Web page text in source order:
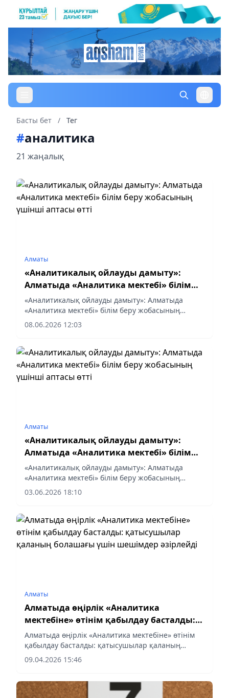
Басты бет / Тег
#аналитика
21 жаңалық
Алматы
«Аналитикалық ойлауды дамыту»:
Алматыда «Аналитика мектебі» білім
беру жобасының үшінші аптасы өтті
«Аналитикалық ойлауды дамыту»: Алматыда
«Аналитика мектебі» білім беру жобасының
үшінші аптасы өтті
08.06.2026 12:03
Алматы
«Аналитикалық ойлауды дамыту»:
Алматыда «Аналитика мектебі» білім
беру жобасының үшінші аптасы өтті
«Аналитикалық ойлауды дамыту»: Алматыда
«Аналитика мектебі» білім беру жобасының
үшінші аптасы өтті
03.06.2026 18:10
Алматы
Алматыда өңірлік «Аналитика
мектебіне» өтінім қабылдау басталды:
қатысушылар қаланың болашағы үшін
шешімдер әзірлейді
Алматыда өңірлік «Аналитика мектебіне» өтінім
қабылдау басталды: қатысушылар қаланың
болашағы үшін шешімдер әзірлейді
09.04.2026 15:46